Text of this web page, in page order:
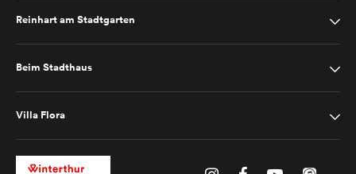
Reinhart am Stadtgarten
Beim Stadthaus
Villa Flora